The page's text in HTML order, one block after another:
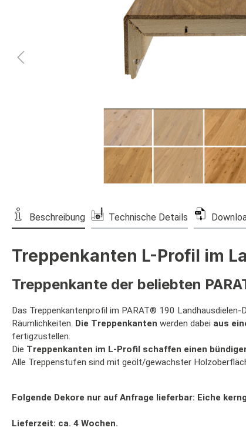
Beschreibung Technische Details
Treppenkanten L-Profil im
Treppenkante der beliebten
Das Treppenkantenprofil im PARAT® 190
Räumlichkeiten. Die Treppenkanten werden dabei aus
fertigzustellen.
Die Treppenkanten im L-Profil schaffen einen
Alle Treppenstufen sind mit geölt/gewachster
Folgende Dekore nur auf Anfrage lieferbar: Eiche
Lieferzeit: ca. 4 Wochen.